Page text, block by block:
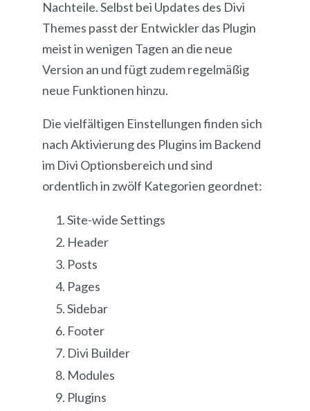
Nachteile. Selbst bei Updates des Divi
Themes passt der Entwickler das Plugin
meist in wenigen Tagen an die neue
Version an und fügt zudem regelmäßig
neue Funktionen hinzu.
Die vielfältigen Einstellungen finden sich
nach Aktivierung des Plugins im Backend
im Divi Optionsbereich und sind
ordentlich in zwölf Kategorien geordnet:
Site-wide Settings
Header
Posts
Pages
Sidebar
Footer
Divi Builder
Modules
Plugins